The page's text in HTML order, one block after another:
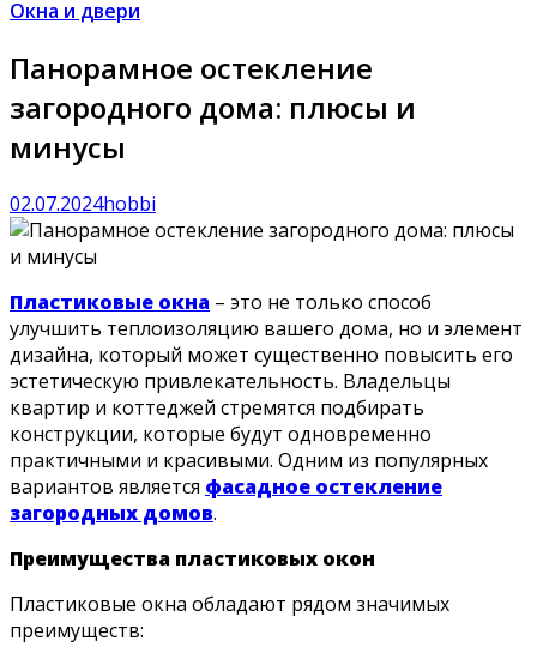
Окна и двери
Панорамное остекление
загородного дома: плюсы и
минусы
02.07.2024hobbi
Пластиковые окна – это не только способ
улучшить теплоизоляцию вашего дома, но и элемент
дизайна, который может существенно повысить его
эстетическую привлекательность. Владельцы
квартир и коттеджей стремятся подбирать
конструкции, которые будут одновременно
практичными и красивыми. Одним из популярных
вариантов является фасадное остекление
загородных домов.
Преимущества пластиковых окон
Пластиковые окна обладают рядом значимых
преимуществ: